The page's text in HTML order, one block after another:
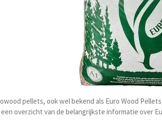
pellets, ook wel bekend als Euro Wood
overzicht van de belangrijkste informatie over